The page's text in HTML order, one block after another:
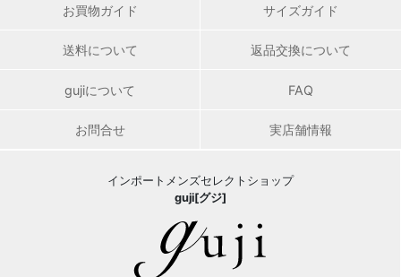
お買物ガイド サイズガイド
送料について 返品交換について
gujiについて FAQ
お問合せ 実店舗情報
インポートメンズセレクトショップ
guji[グジ]